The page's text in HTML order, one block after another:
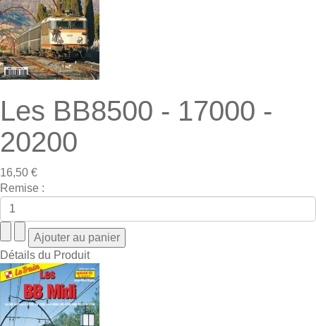
Les BB8500 - 17000 -
20200
16,50 €
Remise :
Détails du Produit